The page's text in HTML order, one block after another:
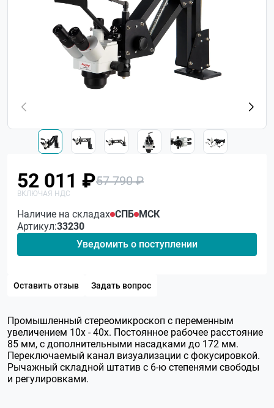
52 011 ₽57 790 ₽
Наличие на складах СПБ МСК
Артикул:33230
Уведомить о поступлении
Оставить отзыв Задать вопрос
Промышленный стереомикроскоп с переменным
увеличением 10х - 40х. Постоянное рабочее расстояние
85 мм, с дополнительными насадками до 172 мм.
Переключаемый канал визуализации с фокусировкой.
Рычажный складной штатив с 6-ю степенями свободы
и регулировками.